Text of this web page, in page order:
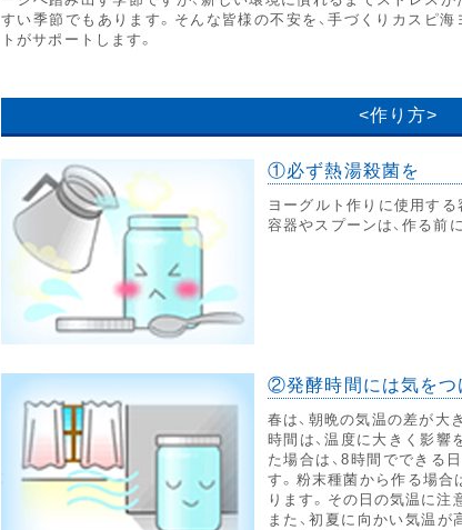
すい季節でもあります。そんな皆様の不安を、手づくりカスピ海
トがサポートします。
<作り方>
①必ず熱湯殺菌を
ヨーグルト作りに使用する
容器やスプーンは、作る前
②発酵時間には気をつ
春は、朝晩の気温の差が大
時間は、温度に大きく影響
た場合は、8時間でできる
す。粉末種菌から作る場合
ります。その日の気温に注
また、初夏に向かい気温が